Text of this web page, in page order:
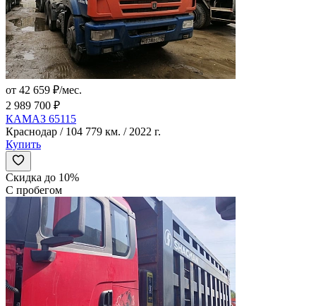
от 42 659 ₽/мес.
2 989 700 ₽
КАМАЗ 65115
Краснодар / 104 779 км. / 2022 г.
Купить
Скидка до 10%
С пробегом